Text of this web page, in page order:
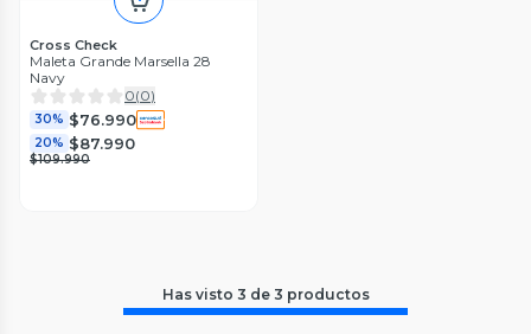
Cross Check
Maleta Grande Marsella 28
Navy
0(0)
30% $76.990
20% $87.990
$109.990
Has visto 3 de 3 productos